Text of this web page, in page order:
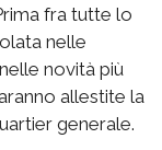
fra tutte lo
nelle
novità più
allestite la
generale.